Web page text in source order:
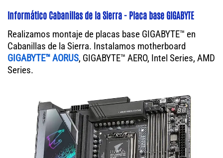
Informático Cabanillas de la Sierra - Placa base GIGABYTE
Realizamos montaje de placas base GIGABYTE™ en
Cabanillas de la Sierra. Instalamos motherboard
GIGABYTE™ AORUS, GIGABYTE™ AERO, Intel Series, AMD
Series.